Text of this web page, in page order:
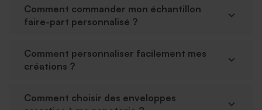
Comment commander mon échantillon
faire-part personnalisé ?
Comment personnaliser facilement mes
créations ?
Comment choisir des enveloppes